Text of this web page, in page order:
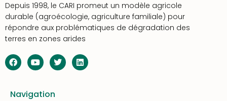
Depuis 1998, le CARI promeut un modèle agricole
durable (agroécologie, agriculture familiale) pour
répondre aux problématiques de dégradation des
terres en zones arides
Navigation